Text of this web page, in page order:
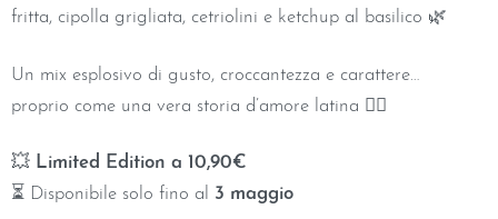
fritta, cipolla grigliata, cetriolini e ketchup al basilico 🌿
Un mix esplosivo di gusto, croccantezza e carattere…
proprio come una vera storia d’amore latina ❤️‍🔥
💥 Limited Edition a 10,90€
⏳ Disponibile solo fino al 3 maggio